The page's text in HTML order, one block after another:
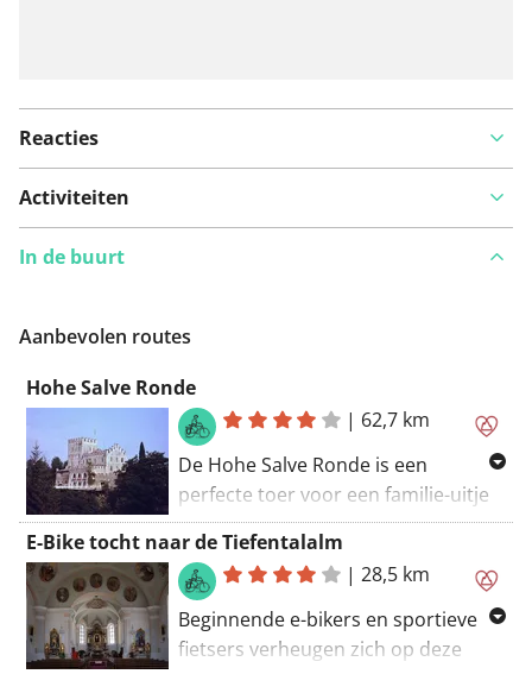
Reacties
Activiteiten
In de buurt
Aanbevolen routes
Hohe Salve Ronde
| 62,7 km
De Hohe Salve Ronde is een
perfecte toer voor een familie-uitje
op de fiets of e-bike. De tocht is
meer als 60 kilometer lang en voert
grotendeels over asfalt- en
grindpaden. Van Itter aan de voet
van de Hohe Salve gaat het
E-Bike tocht naar de Tiefentalalm
|28,5 km
Beginnende e-bikers en sportieve
fietsers verheugen zich op deze